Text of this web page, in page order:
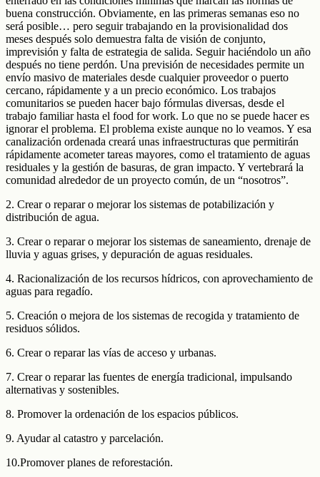
buena construcción. Obviamente, en las primeras semanas eso no
será posible… pero seguir trabajando en la provisionalidad dos
meses después solo demuestra falta de visión de conjunto,
imprevisión y falta de estrategia de salida. Seguir haciéndolo un año
después no tiene perdón. Una previsión de necesidades permite un
envío masivo de materiales desde cualquier proveedor o puerto
cercano, rápidamente y a un precio económico. Los trabajos
comunitarios se pueden hacer bajo fórmulas diversas, desde el
trabajo familiar hasta el food for work. Lo que no se puede hacer es
ignorar el problema. El problema existe aunque no lo veamos. Y esa
canalización ordenada creará unas infraestructuras que permitirán
rápidamente acometer tareas mayores, como el tratamiento de aguas
residuales y la gestión de basuras, de gran impacto. Y vertebrará la
comunidad alrededor de un proyecto común, de un “nosotros”.
2. Crear o reparar o mejorar los sistemas de potabilización y
distribución de agua.
3. Crear o reparar o mejorar los sistemas de saneamiento, drenaje de
lluvia y aguas grises, y depuración de aguas residuales.
4. Racionalización de los recursos hídricos, con aprovechamiento de
aguas para regadío.
5. Creación o mejora de los sistemas de recogida y tratamiento de
residuos sólidos.
6. Crear o reparar las vías de acceso y urbanas.
7. Crear o reparar las fuentes de energía tradicional, impulsando
alternativas y sostenibles.
8. Promover la ordenación de los espacios públicos.
9. Ayudar al catastro y parcelación.
10.Promover planes de reforestación.